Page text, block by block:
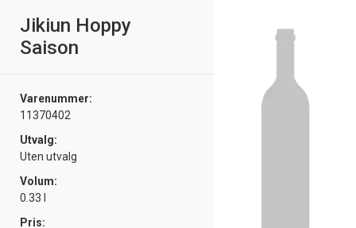
Jikiun Hoppy
Saison
Varenummer:
11370402
Utvalg:
Uten utvalg
Volum:
0.33 l
Pris: